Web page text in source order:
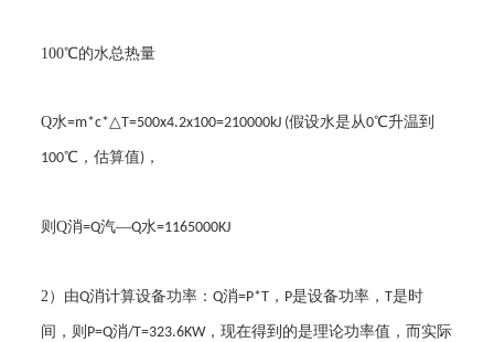
100℃的水总热量
Q水=m*c*△T=500x4.2x100=210000kJ (假设水是从0℃升温到
100℃，估算值) ，
则Q消=Q汽—Q水=1165000KJ
2）由Q消计算设备功率：Q消=P*T ， P是设备功率，T是时
间，则 P=Q消/T=323.6KW，现在得到的是理论功率值，而实际